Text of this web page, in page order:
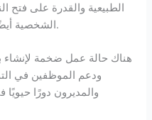
الطبيعية والقدرة على فتح
الشخصية أيضًا على تحسين شعور الناس بالعمل.
هناك حالة عمل ضخمة
ودعم الموظفين في
والمديرون دورًا حيويًا